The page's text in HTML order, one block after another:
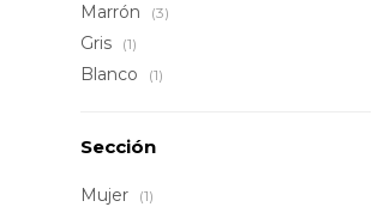
Marrón (3)
Gris (1)
Blanco (1)
Sección
Mujer (1)